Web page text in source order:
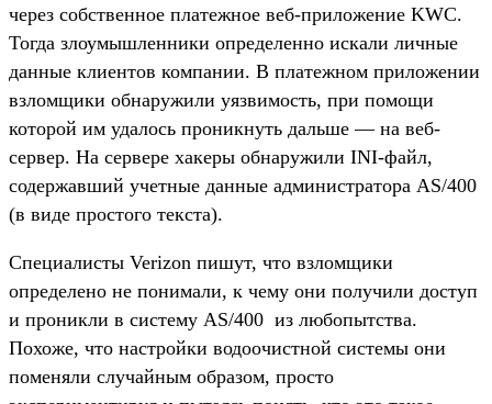
через собственное платежное веб-приложение KWC.
Тогда злоумышленники определенно искали личные
данные клиентов компании. В платежном приложении
взломщики обнаружили уязвимость, при помощи
которой им удалось проникнуть дальше — на веб-
сервер. На сервере хакеры обнаружили INI-файл,
содержавший учетные данные администратора AS/400
(в виде простого текста).
Специалисты Verizon пишут, что взломщики
определено не понимали, к чему они получили доступ
и проникли в систему AS/400 из любопытства.
Похоже, что настройки водоочистной системы они
поменяли случайным образом, просто